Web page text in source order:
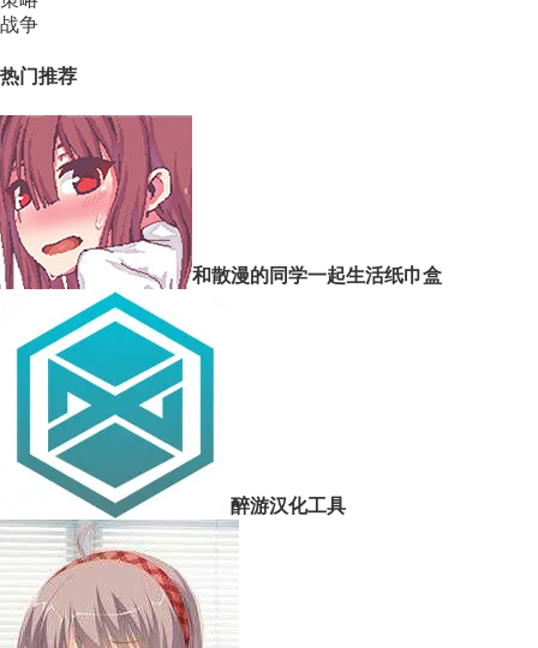
战争
热门推荐
和散漫的同学一起生活纸巾盒
醉游汉化工具